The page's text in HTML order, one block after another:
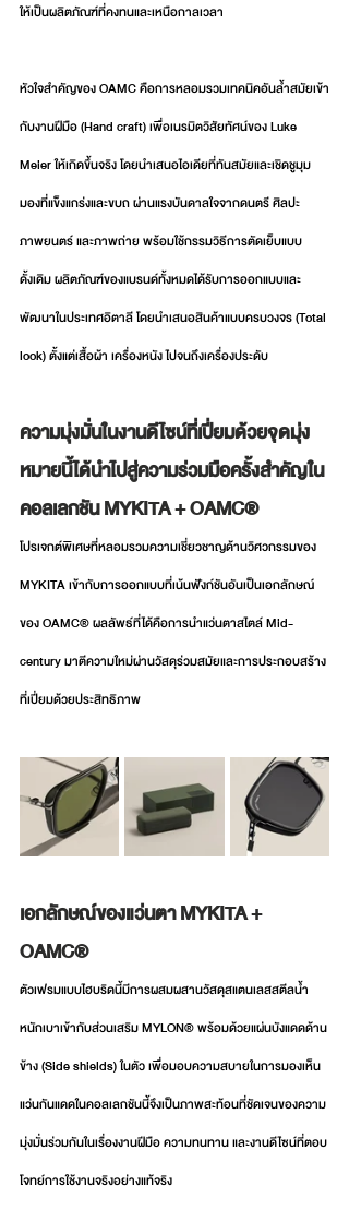
ให้เป็นผลิตภัณฑ์ที่คงทนและเหนือกาลเวลา
หัวใจสำคัญของ OAMC คือการหลอมรวมเทคนิคอันล้ำสมัยเข้า
กับงานฝีมือ (Hand craft) เพื่อเนรมิตวิสัยทัศน์ของ Luke
Meier ให้เกิดขึ้นจริง โดยนำเสนอไอเดียที่ทันสมัยและเชิดชูมุม
มองที่แข็งแกร่งและขบถ ผ่านแรงบันดาลใจจากดนตรี ศิลปะ
ภาพยนตร์ และภาพถ่าย พร้อมใช้กรรมวิธีการตัดเย็บแบบ
ดั้งเดิม ผลิตภัณฑ์ของแบรนด์ทั้งหมดได้รับการออกแบบและ
พัฒนาในประเทศอิตาลี โดยนำเสนอสินค้าแบบครบวงจร (Total
look) ตั้งแต่เสื้อผ้า เครื่องหนัง ไปจนถึงเครื่องประดับ
ความมุ่งมั่นในงานดีไซน์ที่เปี่ยมด้วยจุดมุ่ง
หมายนี้ได้นำไปสู่ความร่วมมือครั้งสำคัญใน
คอลเลกชัน MYKITA + OAMC®
โปรเจกต์พิเศษที่หลอมรวมความเชี่ยวชาญด้านวิศวกรรมของ
MYKITA เข้ากับการออกแบบที่เน้นฟังก์ชันอันเป็นเอกลักษณ์
ของ OAMC® ผลลัพธ์ที่ได้คือการนำแว่นตาสไตล์ Mid-
century มาตีความใหม่ผ่านวัสดุร่วมสมัยและการประกอบสร้าง
ที่เปี่ยมด้วยประสิทธิภาพ
เอกลักษณ์ของแว่นตา MYKITA +
OAMC®
ตัวเฟรมแบบไฮบริดนี้มีการผสมผสานวัสดุสแตนเลสสตีลน้ำ
หนักเบาเข้ากับส่วนเสริม MYLON® พร้อมด้วยแผ่นบังแดดด้าน
ข้าง (Side shields) ในตัว เพื่อมอบความสบายในการมองเห็น
แว่นกันแดดในคอลเลกชันนี้จึงเป็นภาพสะท้อนที่ชัดเจนของความ
มุ่งมั่นร่วมกันในเรื่องงานฝีมือ ความทนทาน และงานดีไซน์ที่ตอบ
โจทย์การใช้งานจริงอย่างแท้จริง